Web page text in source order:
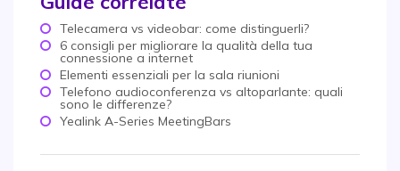
Telecamera vs videobar: come distinguerli?
6 consigli per migliorare la qualità della tua
connessione a internet
Elementi essenziali per la sala riunioni
Telefono audioconferenza vs altoparlante: quali
sono le differenze?
Yealink A-Series MeetingBars